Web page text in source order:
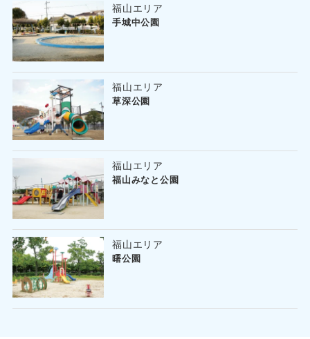
福山エリア
手城中公園
福山エリア
草深公園
福山エリア
福山みなと公園
福山エリア
曙公園